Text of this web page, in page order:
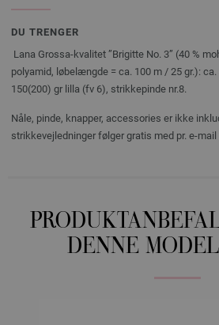
DU TRENGER
Lana Grossa-kvalitet ”Brigitte No. 3” (40 %
polyamid, løbelængde = ca. 100 m / 25 gr.):
150(200) gr lilla (fv 6), strikkepinde nr.8.
Nåle, pinde, knapper, accessories er ikke
strikkevejledninger følger gratis med pr. e-
DENNE